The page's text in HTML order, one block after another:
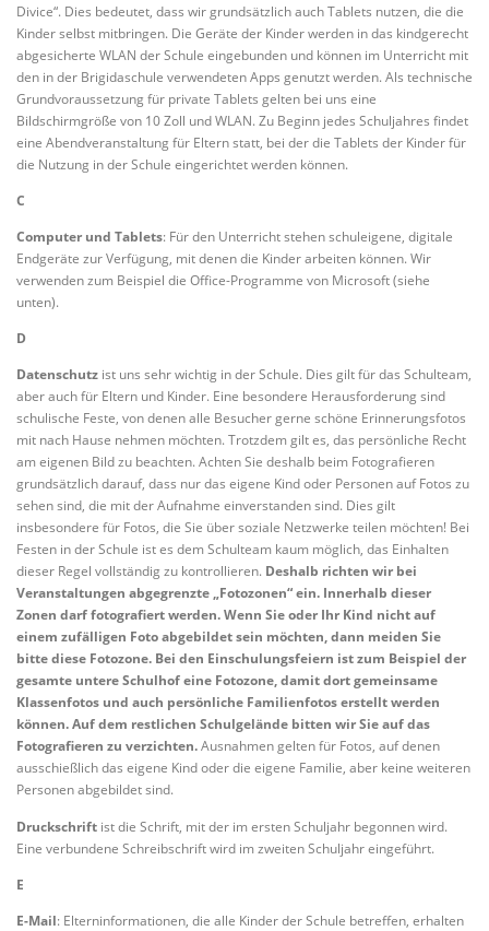
Divice“. Dies bedeutet, dass wir grundsätzlich auch Tablets nutzen, die die
Kinder selbst mitbringen. Die Geräte der Kinder werden in das kindgerecht
abgesicherte WLAN der Schule eingebunden und können im Unterricht mit
den in der Brigidaschule verwendeten Apps genutzt werden. Als technische
Grundvoraussetzung für private Tablets gelten bei uns eine
Bildschirmgröße von 10 Zoll und WLAN. Zu Beginn jedes Schuljahres findet
eine Abendveranstaltung für Eltern statt, bei der die Tablets der Kinder für
die Nutzung in der Schule eingerichtet werden können.
C
Computer und Tablets: Für den Unterricht stehen schuleigene, digitale
Endgeräte zur Verfügung, mit denen die Kinder arbeiten können. Wir
verwenden zum Beispiel die Office-Programme von Microsoft (siehe
unten).
D
Datenschutz ist uns sehr wichtig in der Schule. Dies gilt für das Schulteam,
aber auch für Eltern und Kinder. Eine besondere Herausforderung sind
schulische Feste, von denen alle Besucher gerne schöne Erinnerungsfotos
mit nach Hause nehmen möchten. Trotzdem gilt es, das persönliche Recht
am eigenen Bild zu beachten. Achten Sie deshalb beim Fotografieren
grundsätzlich darauf, dass nur das eigene Kind oder Personen auf Fotos zu
sehen sind, die mit der Aufnahme einverstanden sind. Dies gilt
insbesondere für Fotos, die Sie über soziale Netzwerke teilen möchten! Bei
Festen in der Schule ist es dem Schulteam kaum möglich, das Einhalten
dieser Regel vollständig zu kontrollieren. Deshalb richten wir bei
Veranstaltungen abgegrenzte „Fotozonen“ ein. Innerhalb dieser
Zonen darf fotografiert werden. Wenn Sie oder Ihr Kind nicht auf
einem zufälligen Foto abgebildet sein möchten, dann meiden Sie
bitte diese Fotozone. Bei den Einschulungsfeiern ist zum Beispiel der
gesamte untere Schulhof eine Fotozone, damit dort gemeinsame
Klassenfotos und auch persönliche Familienfotos erstellt werden
können. Auf dem restlichen Schulgelände bitten wir Sie auf das
Fotografieren zu verzichten.Ausnahmen gelten für Fotos, auf denen
ausschießlich das eigene Kind oder die eigene Familie, aber keine weiteren
Personen abgebildet sind.
Druckschrift ist die Schrift, mit der im ersten Schuljahr begonnen wird.
Eine verbundene Schreibschrift wird im zweiten Schuljahr eingeführt.
E
E-Mail: Elterninformationen, die alle Kinder der Schule betreffen, erhalten